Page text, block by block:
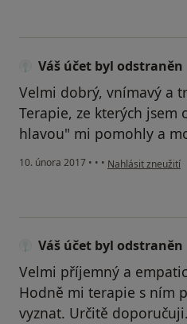
Váš účet byl odstraněn
Velmi dobrý, vnímavý a
Terapie, ze kterých jsem
hlavou" mi pomohly a
10. února 2017 • • • podle názoru
Nahlásit zneužití
Váš účet byl odstraněn
Velmi příjemný a
Hodně mi terapie s ním
vyznat. Určitě doporučuji.